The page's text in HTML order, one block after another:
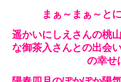
まぁ～まぁ～と
遥かいにしえさんの桃
な御茶入さんとの出会
の幸せ